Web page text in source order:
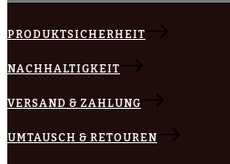
PRODUKTSICHERHEIT
NACHHALTIGKEIT
VERSAND & ZAHLUNG
UMTAUSCH & RETOUREN